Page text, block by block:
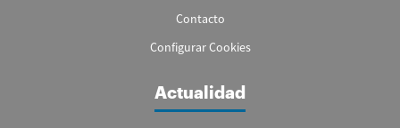
Contacto
Configurar Cookies
Actualidad